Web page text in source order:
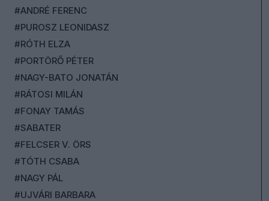
#ANDRÉ FERENC
#PUROSZ LEONIDASZ
#RÓTH ELZA
#PORTÖRŐ PÉTER
#NAGY-BATO JONATÁN
#RÁTOSI MILÁN
#FONAY TAMÁS
#SABATER
#FELCSER V. ÖRS
#TÓTH CSABA
#NAGY PÁL
#UJVÁRI BARBARA